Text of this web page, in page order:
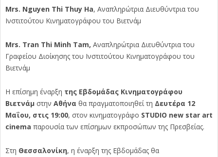
Mrs. Nguyen Thi Thuy Ha, Αναπληρώτρια Διευθύντρια του
Ινστιτούτου Κινηματογράφου του Βιετνάμ
Mrs. Tran Thi Minh Tam, Αναπληρώτρια Διευθύντρια του
Γραφείου Διοίκησης του Ινστιτούτου Κινηματογράφου του
Βιετνάμ
Η επίσημη έναρξη της Εβδομάδας Κινηματογράφου
Βιετνάμ στην Αθήνα θα πραγματοποιηθεί τη Δευτέρα 12
Μαΐου, στις 19:00, στον κινηματογράφο STUDIO new star art
cinema παρουσία των επίσημων εκπροσώπων της Πρεσβείας.
Στη Θεσσαλονίκη, η έναρξη της Εβδομάδας θα